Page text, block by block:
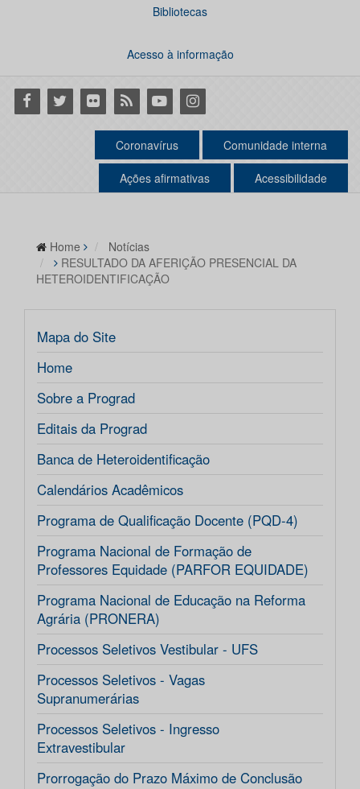
Bibliotecas
Acesso à informação
Facebook
Twitter Flickr RSS YoutubeInstagram
Coronavírus Comunidade interna
Ações afirmativas Acessibilidade
Home
Notícias
RESULTADO DA AFERIÇÃO PRESENCIAL DA
HETEROIDENTIFICAÇÃO
Mapa do Site
Home
Sobre a Prograd
Editais da Prograd
Banca de Heteroidentificação
Calendários Acadêmicos
Programa de Qualificação Docente (PQD-4)
Programa Nacional de Formação de
Professores Equidade (PARFOR EQUIDADE)
Programa Nacional de Educação na Reforma
Agrária (PRONERA)
Processos Seletivos Vestibular - UFS
Processos Seletivos - Vagas
Supranumerárias
Processos Seletivos - Ingresso
Extravestibular
Prorrogação do Prazo Máximo de Conclusão